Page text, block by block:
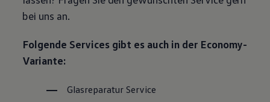
bei uns an.
Folgende Services gibt es auch in der Economy-
Variante:
Glasreparatur Service